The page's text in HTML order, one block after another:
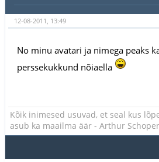
12-08-2011, 13:49
No minu avatari ja nimega peaks
perssekukkund nõiaella
Kõik inimesed usuvad, et seal kus
asub ka maailma äär - Arthur